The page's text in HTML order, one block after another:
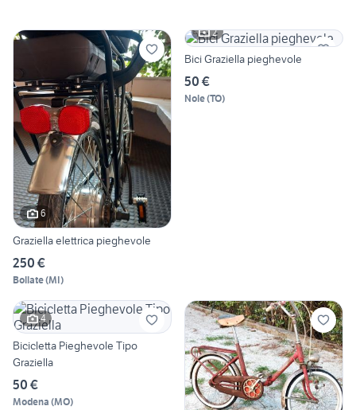
6
Graziella elettrica pieghevole
250 €
Bollate(MI)
2
Bici Graziella pieghevole
50 €
Nole(TO)
4
Bicicletta Pieghevole Tipo
Graziella
50 €
Modena (MO)